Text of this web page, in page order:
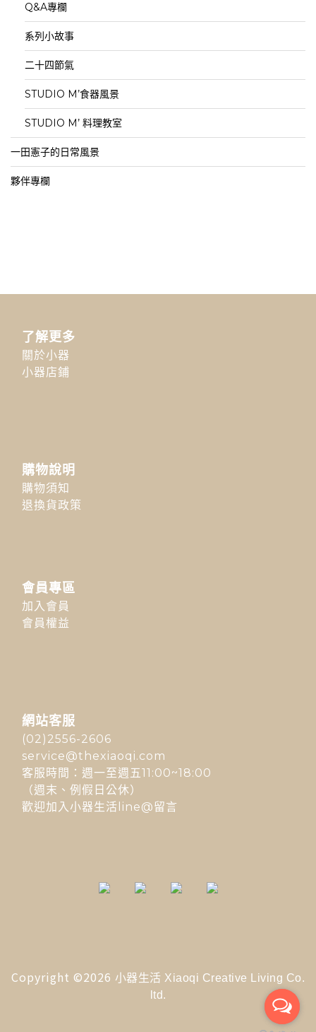
Q&A專欄
系列小故事
二十四節氣
STUDIO M’食器風景
STUDIO M’ 料理教室
一田憲子的日常風景
夥伴專欄
了解更多
關於小器
小器店鋪
購物說明
購物須知
退換貨政策
會員專區
加入會員
會員權益
網站客服
(02)2556-2606
service@thexiaoqi.com
客服時間：週一至週五11:00~18:00
（週末、例假日公休）
歡迎加入小器生活line@留言
Copyright ©2026 小器生活 Xiaoqi Creative Living Co.
ltd.